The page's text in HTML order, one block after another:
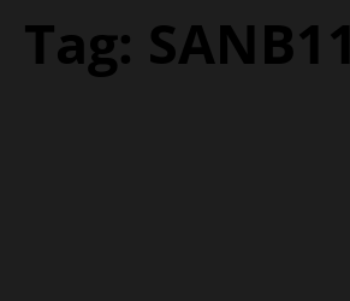
Tag: SANB11